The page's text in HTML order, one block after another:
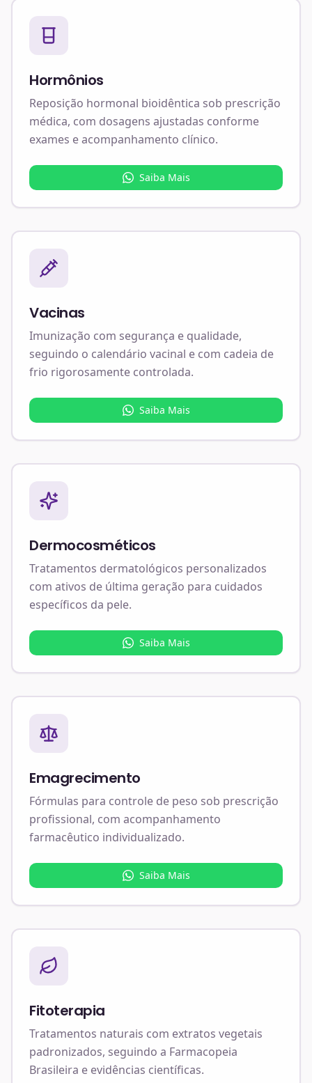
Hormônios
Reposição hormonal bioidêntica sob prescrição
médica, com dosagens ajustadas conforme
exames e acompanhamento clínico.
Saiba Mais
Vacinas
Imunização com segurança e qualidade,
seguindo o calendário vacinal e com cadeia de
frio rigorosamente controlada.
Saiba Mais
Dermocosméticos
Tratamentos dermatológicos personalizados
com ativos de última geração para cuidados
específicos da pele.
Saiba Mais
Emagrecimento
Fórmulas para controle de peso sob prescrição
profissional, com acompanhamento
farmacêutico individualizado.
Saiba Mais
Fitoterapia
Tratamentos naturais com extratos vegetais
padronizados, seguindo a Farmacopeia
Brasileira e evidências científicas.